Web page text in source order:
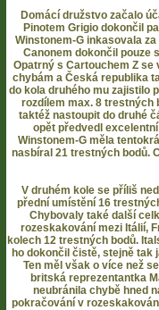
Domácí družstvo začalo
Pinotem Grigio dokončil
Winstonem-G inkasovala
Canonem dokončil pouze
Opatrný s Cartouchem Z se
chybám a Česká republika
do kola druhého mu zajistilo
rozdílem max. 8 trestných
taktéž nastoupit do druhé
opět předvedl
Winstonem-G měla
nasbíral 21 trestných bodů.
V druhém kole se příliš
přední umístění 16
Chybovaly také další
rozeskakování mezi Itálií,
kolech 12 trestných bodů.
ho dokončil čistě, stejně tak
Ten měl však o více než
britská reprezentantka
neubránila chybě hned
pokračování v